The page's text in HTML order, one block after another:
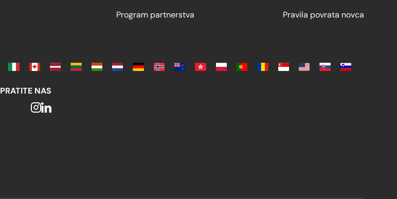
Program partnerstva
Pravila povrata novca
PRATITE NAS